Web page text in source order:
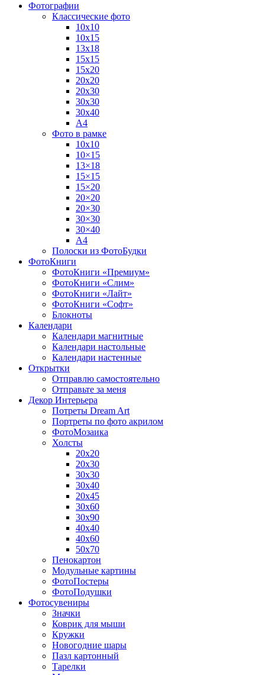
Фотографии
Классические фото
10х10
10х15
13х18
15х15
15х20
20х20
20х30
30х30
30х40
А4
Фото в рамке
10х10
10×15
13×18
15×15
15×20
20×20
20×30
30×30
30×40
A4
Полоски из ФотоБудки
ФотоКниги
ФотоКниги «Премиум»
ФотоКниги «Слим»
ФотоКниги «Лайт»
ФотоКниги «Софт»
Блокноты
Календари
Календари магнитные
Календари настольные
Календари настенные
Открытки
Отправлю самостоятельно
Отправьте за меня
Декор Интерьера
Потреты Dream Art
Портреты по фото акрилом
ФотоМозаика
Холсты
20х20
20х30
30х30
30х40
20х45
30х60
30х90
40х40
40х60
50х70
Пенокартон
Модульные картины
ФотоПостеры
ФотоПодушки
Фотоcувениры
Значки
Коврик для мыши
Кружки
Новогодние шары
Пазл картонный
Тарелки